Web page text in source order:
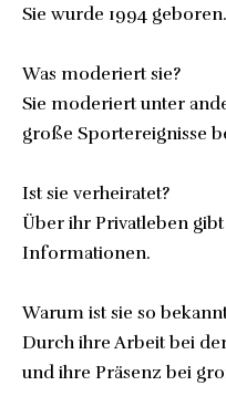
Sie wurde 1994 geboren.
Was moderiert sie?
Sie moderiert unter
große Sportereignisse
Ist sie verheiratet?
Über ihr Privatleben
Informationen.
Warum ist sie so
Durch ihre Arbeit bei
und ihre Präsenz bei